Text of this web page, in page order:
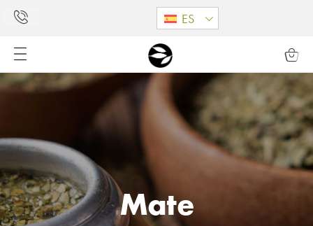
ES
Mate